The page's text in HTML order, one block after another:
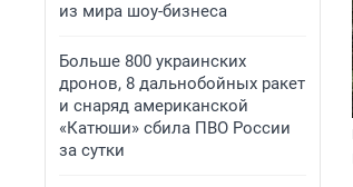
из мира шоу-бизнеса
Больше 800 украинских
дронов, 8 дальнобойных ракет
и снаряд американской
«Катюши» сбила ПВО России
за сутки